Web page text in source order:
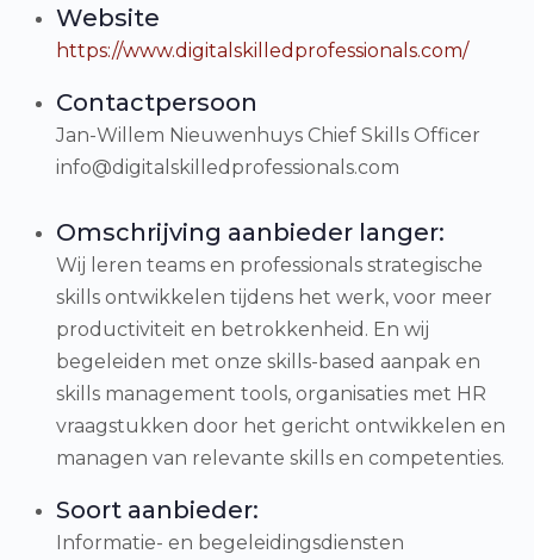
Website
https://www.digitalskilledprofessionals.com/
Contactpersoon
Jan-Willem Nieuwenhuys Chief Skills Officer
info@digitalskilledprofessionals.com
Omschrijving aanbieder langer:
Wij leren teams en professionals strategische
skills ontwikkelen tijdens het werk, voor meer
productiviteit en betrokkenheid. En wij
begeleiden met onze skills-based aanpak en
skills management tools, organisaties met HR
vraagstukken door het gericht ontwikkelen en
managen van relevante skills en competenties.
Soort aanbieder:
Informatie- en begeleidingsdiensten